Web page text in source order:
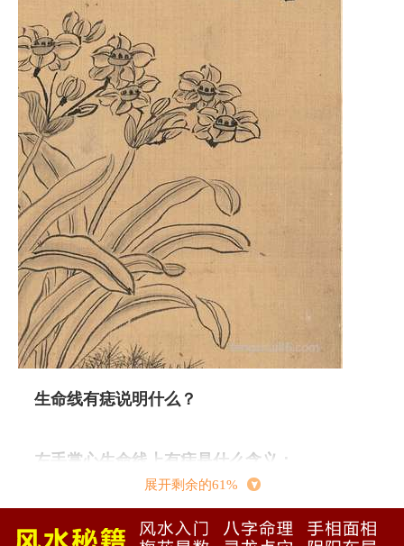
生命线有痣说明什么？
左手掌心生命线上有痣是什么含义：
相学上说：“手心主富、手背主贵”，如果手背上生
有善痣，表示你颇善于理财，且能在婚后掌握家中
的经济大权，是一个占有欲颇强的人，再加上手背
展开剩余的61%